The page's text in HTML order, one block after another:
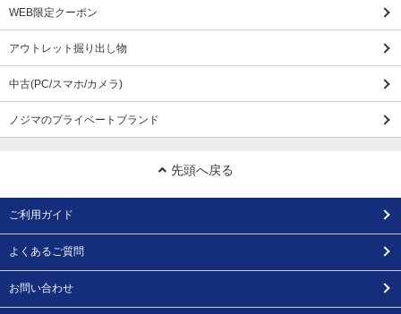
WEB限定クーポン
アウトレット掘り出し物
中古(PC/スマホ/カメラ)
ノジマのプライベートブランド
先頭へ戻る
ご利用ガイド
よくあるご質問
お問い合わせ